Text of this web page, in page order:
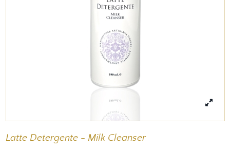
Latte Detergente - Milk Cleanser